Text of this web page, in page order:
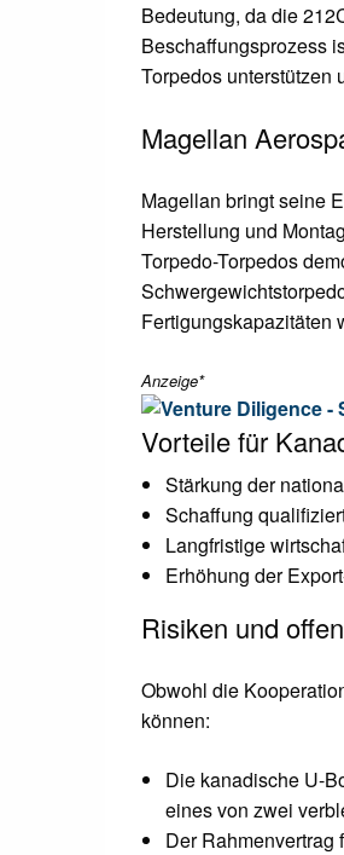
Bedeutung, da die
Beschaffungsprozess
Torpedos unterstützen
Magellan
Magellan bringt seine
Herstellung und
Torpedo-Torpedos
Fertigungskapazitäten
Anzeige*
Vorteile für
Stärkung der
Schaffung
Langfristige
Erhöhung der
Risiken und
Obwohl die
können:
Die kanadische U-
eines von zwei
Der Rahmenvertrag